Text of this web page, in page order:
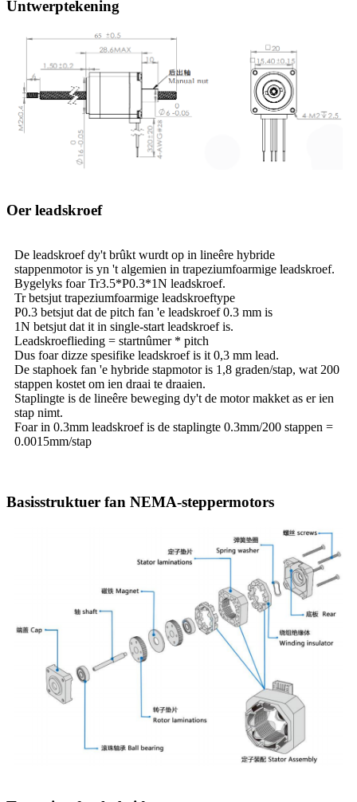
Untwerptekening
Oer leadskroef
De leadskroef dy't brûkt wurdt op in lineêre hybride
stappenmotor is yn 't algemien in trapeziumfoarmige leadskroef.
Bygelyks foar Tr3.5*P0.3*1N leadskroef.
Tr betsjut trapeziumfoarmige leadskroeftype
P0.3 betsjut dat de pitch fan 'e leadskroef 0.3 mm is
1N betsjut dat it in single-start leadskroef is.
Leadskroeflieding = startnûmer * pitch
Dus foar dizze spesifike leadskroef is it 0,3 mm lead.
De staphoek fan 'e hybride stapmotor is 1,8 graden/stap, wat 200
stappen kostet om ien draai te draaien.
Staplingte is de lineêre beweging dy't de motor makket as er ien
stap nimt.
Foar in 0.3mm leadskroef is de staplingte 0.3mm/200 stappen =
0.0015mm/stap
Basisstruktuer fan NEMA-steppermotors